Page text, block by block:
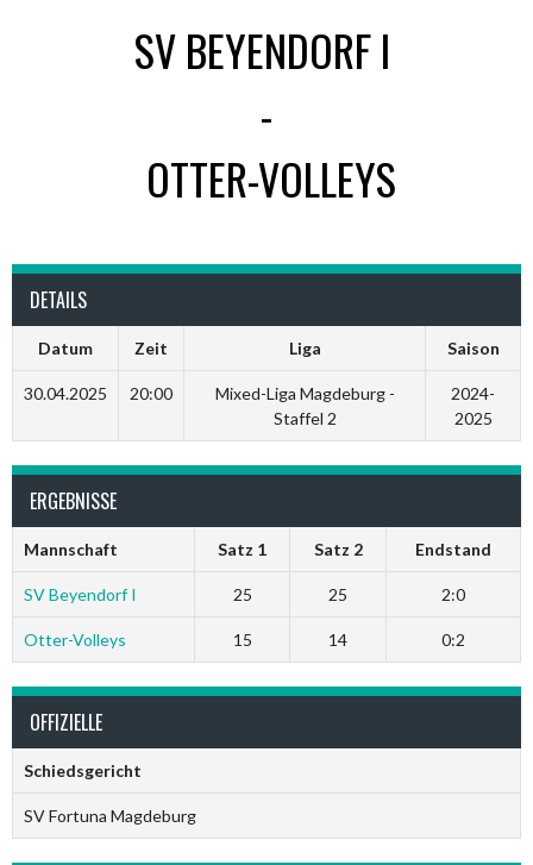
SV BEYENDORF I
-
OTTER-VOLLEYS
DETAILS
Datum Zeit Liga Saison
30.04.2025 20:00
Mixed-Liga Magdeburg -
Staffel 2
2024-
2025
ERGEBNISSE
Mannschaft Satz 1 Satz 2 Endstand
SV Beyendorf I 25 25 2:0
Otter-Volleys 15 14 0:2
OFFIZIELLE
Schiedsgericht
SV Fortuna Magdeburg